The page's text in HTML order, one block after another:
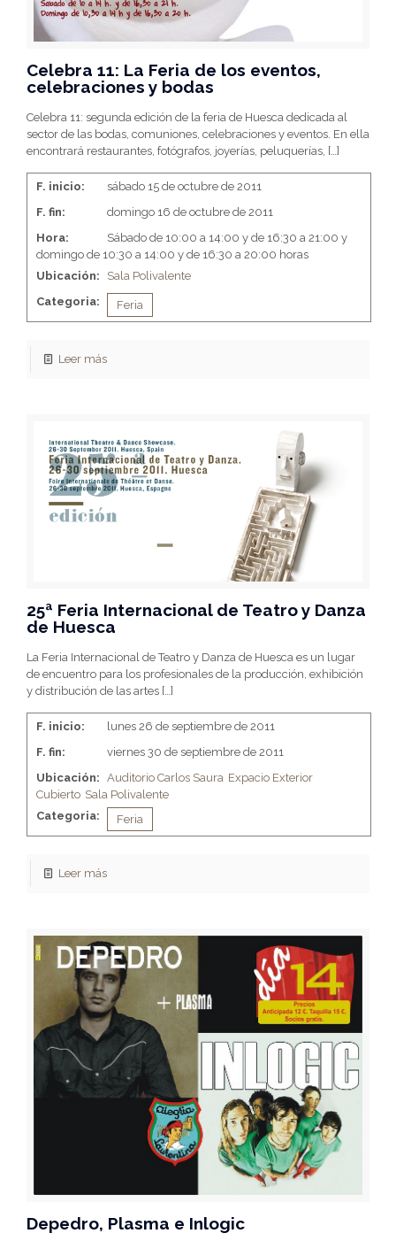
Celebra 11: La Feria de los eventos,
celebraciones y bodas
Celebra 11: segunda edición de la feria de Huesca dedicada al
sector de las bodas, comuniones, celebraciones y eventos. En ella
encontrará restaurantes, fotógrafos, joyerías, peluquerías, […]
F. inicio:
sábado 15 de octubre de 2011
F. fin:
domingo 16 de octubre de 2011
Hora:
Sábado de 10:00 a 14:00 y de 16:30 a 21:00 y
domingo de 10:30 a 14:00 y de 16:30 a 20:00 horas
Ubicación:
Sala Polivalente
Categoria:
Feria
Leer más
25ª Feria Internacional de Teatro y Danza
de Huesca
La Feria Internacional de Teatro y Danza de Huesca es un lugar
de encuentro para los profesionales de la producción, exhibición
y distribución de las artes […]
F. inicio:
lunes 26 de septiembre de 2011
F. fin:
viernes 30 de septiembre de 2011
Ubicación: Auditorio Carlos Saura Expacio Exterior
Cubierto Sala Polivalente
Categoria:
Feria
Leer más
Depedro, Plasma e Inlogic